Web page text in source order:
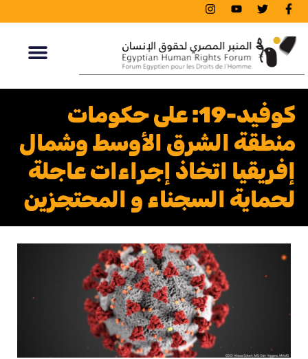
كوفيد-19: على حكومات
منطقة الشرق الأوسط وشمال
إفريقيا اتخاذ إجراءات عاجلة
لحماية السجناء و المحتجزين